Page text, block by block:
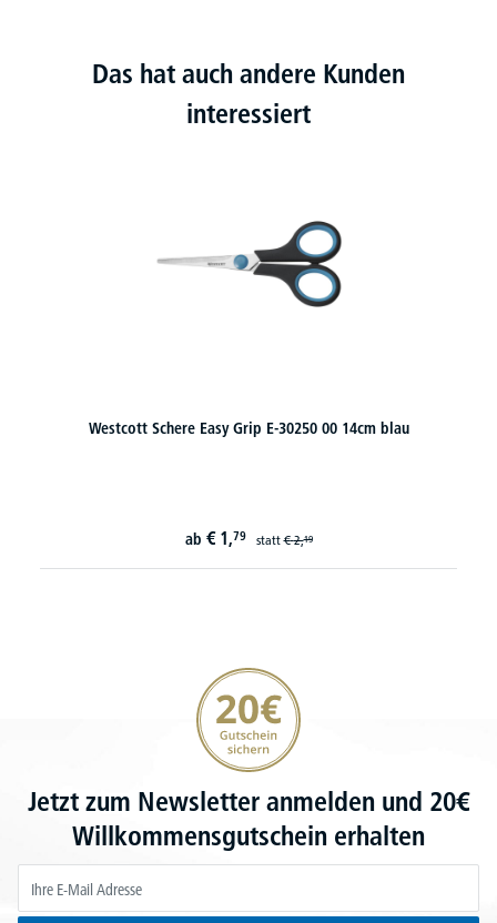
Das hat auch andere Kunden
interessiert
Westcott Schere Easy Grip E-30250 00 14cm blau
ab € 1,79 statt€ 2,19
20€ Gutschein sichern
Jetzt zum Newsletter anmelden und 20€
Willkommensgutschein erhalten